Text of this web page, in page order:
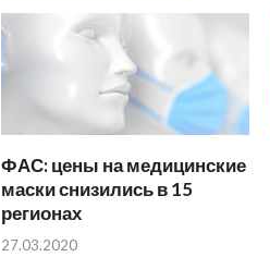
ФАС: цены на медицинские
маски снизились в 15
регионах
27.03.2020